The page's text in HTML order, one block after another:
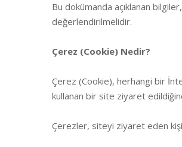
Bu dokümanda açıklanan
değerlendirilmelidir.
Çerez (Cookie) Nedir?
Çerez (Cookie), herhangi bir
kullanan bir site ziyaret
Çerezler, siteyi ziyaret eden